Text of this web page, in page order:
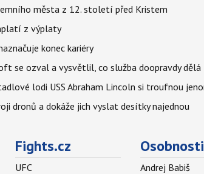
města z 12. století před Kristem
z výplaty
konec kariéry
se ozval a vysvětlil, co služba doopravdy dělá
lodi USS Abraham Lincoln si troufnou
dronů a dokáže jich vyslat desítky najednou
Fights.cz
UFC
Andrej Babiš